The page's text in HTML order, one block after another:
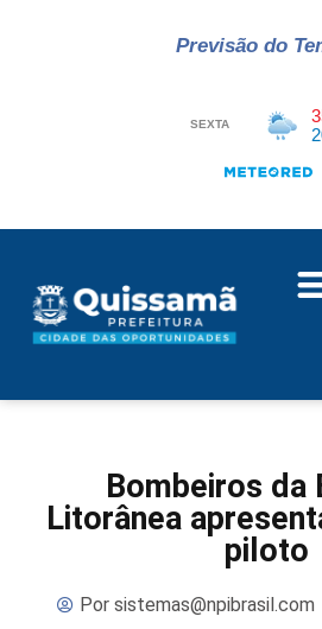
Previsão do
Bombeiros da
Litorânea
piloto
Porsistemas@npibrasil.com